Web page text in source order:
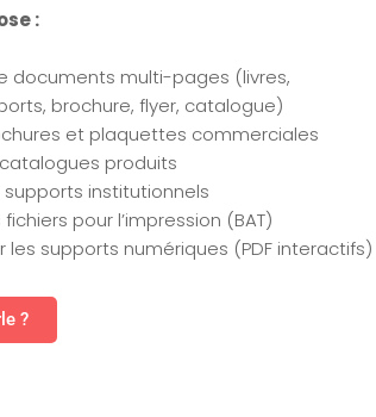
:
documents multi-pages (livres,
brochure, flyer, catalogue)
et plaquettes commerciales
produits
institutionnels
pour l’impression (BAT)
supports numériques (PDF interactifs)
?